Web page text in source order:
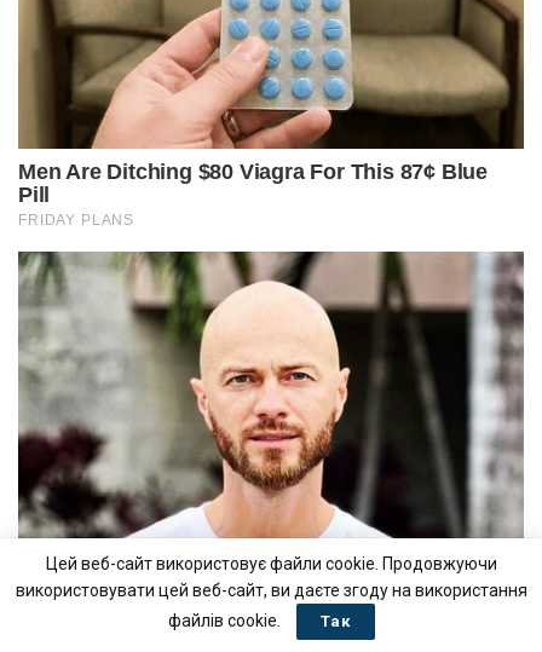
Цей веб-сайт використовує файли cookie. Продовжуючи
використовувати цей веб-сайт, ви даєте згоду на використання
файлів cookie.
Так